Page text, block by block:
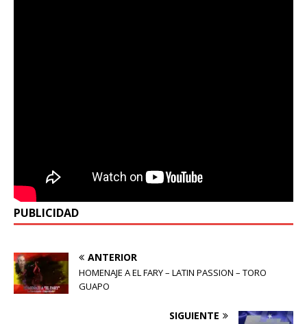
PUBLICIDAD
ANTERIOR
HOMENAJE A EL FARY – LATIN PASSION – TORO
GUAPO
SIGUIENTE